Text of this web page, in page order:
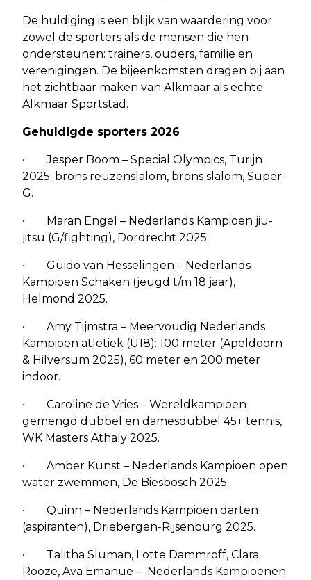
De huldiging is een blijk van waardering voor
zowel de sporters als de mensen die hen
ondersteunen: trainers, ouders, familie en
verenigingen. De bijeenkomsten dragen bij aan
het zichtbaar maken van Alkmaar als echte
Alkmaar Sportstad.
Gehuldigde sporters 2026
· Jesper Boom – Special Olympics, Turijn
2025: brons reuzenslalom, brons slalom, Super-
G.
· Maran Engel – Nederlands Kampioen jiu-
jitsu (G/fighting), Dordrecht 2025.
· Guido van Hesselingen – Nederlands
Kampioen Schaken (jeugd t/m 18 jaar),
Helmond 2025.
· Amy Tijmstra – Meervoudig Nederlands
Kampioen atletiek (U18): 100 meter (Apeldoorn
& Hilversum 2025), 60 meter en 200 meter
indoor.
· Caroline de Vries – Wereldkampioen
gemengd dubbel en damesdubbel 45+ tennis,
WK Masters Athaly 2025.
· Amber Kunst – Nederlands Kampioen open
water zwemmen, De Biesbosch 2025.
· Quinn – Nederlands Kampioen darten
(aspiranten), Driebergen-Rijsenburg 2025.
· Talitha Sluman, Lotte Dammroff, Clara
Rooze, Ava Emanue – Nederlands Kampioenen